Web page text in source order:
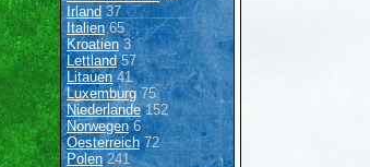
Irland 37
Italien65
Kroatien3
Lettland57
Litauen41
Luxemburg 75
Niederlande152
Norwegen6
Oesterreich72
Polen 241